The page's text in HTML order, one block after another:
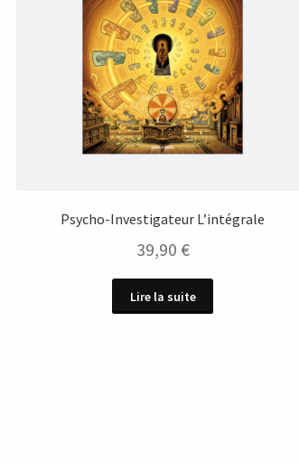
Psycho-Investigateur L’intégrale
39,90 €
Lire la suite